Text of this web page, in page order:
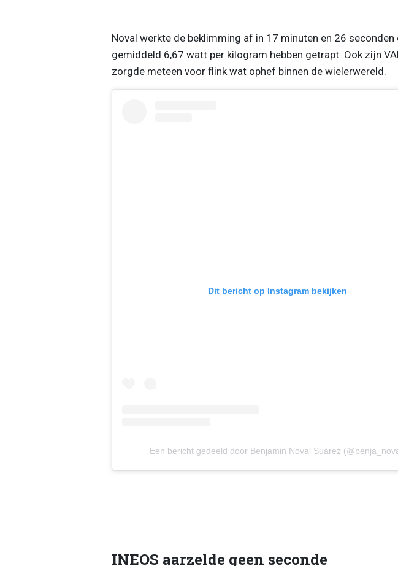
Noval werkte de beklimming af in 17 minuten en 26 seconden
gemiddeld 6,67 watt per kilogram hebben getrapt. Ook zijn
zorgde meteen voor flink wat ophef binnen de wielerwereld.
Dit bericht op Instagram bekijken
Een bericht gedeeld door Benjamin Noval Suárez
INEOS aarzelde geen seconde